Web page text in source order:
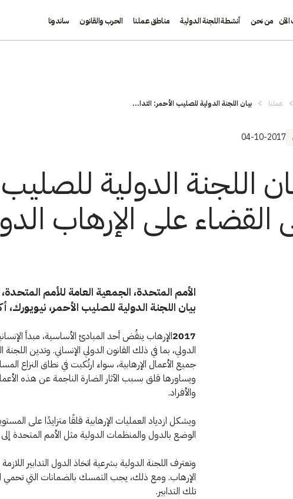
من نحن أنشطة اللجنة الدولية مناطق عملنا الحرب والقانون ساندونا
عملنا بيان اللجنة الدولية للصليب الأحمر: التدا...
04-10-2017
اللجنة الدولية للصليب
القضاء على الإرهاب
بيان اللجنة الدولية للصليب الأحمر، نيويورك،
2017الإرهاب ينقُض أحد المبادئ الأساسية، مبدأ
الدولي، بما في ذلك القانون الدولي الإنساني. وتدين
جميع الأعمال الإرهابية، سواء ارتُكبت في نطاق النزاع
ويساورها قلق بسبب الآثار الضارة الناجمة عن هذه
والأفراد.
ويشكل ازدياد العمليات الإرهابية قلقًا متزايدًا على
الوضع بالدول والمنظمات الدولية مثل الأمم المتحدة
وتعترف اللجنة الدولية بشرعية اتخاذ الدول التدابير
الإرهاب. ومع ذلك، يجب التمسك بالضمانات التي تحمي
تلك التدابير.